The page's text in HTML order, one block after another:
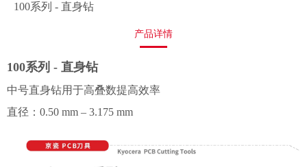
100系列 - 直身钻
产品详情
100系列 - 直身钻
中号直身钻用于高叠数提高效率
直径：0.50 mm – 3.175 mm